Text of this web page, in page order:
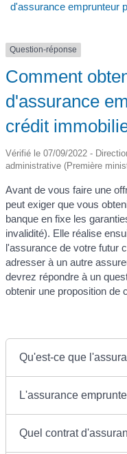
d'assurance emprunteur
Question-réponse
Comment
d'assurance
crédit
Vérifié le 07/09/2022 -
administrative (Première
Avant de vous faire une
peut exiger que vous
banque en fixe les
invalidité). Elle réalise
l'assurance de votre futur
adresser à un autre
devrez répondre à un
obtenir une proposition de
Qu'est-ce que
L'assurance
Quel contrat